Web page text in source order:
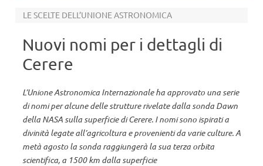
LE SCELTE DELL’UNIONE ASTRONOMICA
Nuovi nomi per i dettagli di
Cerere
L’Unione Astronomica Internazionale ha approvato una serie
di nomi per alcune delle strutture rivelate dalla sonda Dawn
della NASA sulla superficie di Cerere. I nomi sono ispirati a
divinità legate all’agricoltura e provenienti da varie culture. A
metà agosto la sonda raggiungerà la sua terza orbita
scientifica, a 1500 km dalla superficie